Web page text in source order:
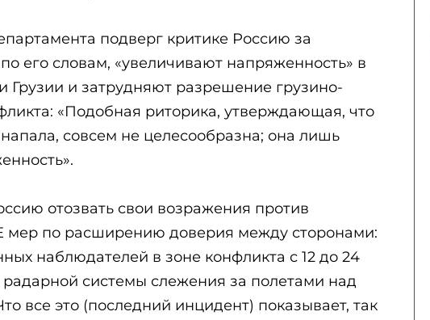
подверг критике Россию за
его словам, «увеличивают напряженность» в
Грузии и затрудняют разрешение грузино-
«Подобная риторика, утверждающая, что
совсем не целесообразна; она лишь
отозвать свои возражения против
по расширению доверия между сторонами:
наблюдателей в зоне конфликта с 12 до 24
радарной системы слежения за полетами над
все это (последний инцидент) показывает, так